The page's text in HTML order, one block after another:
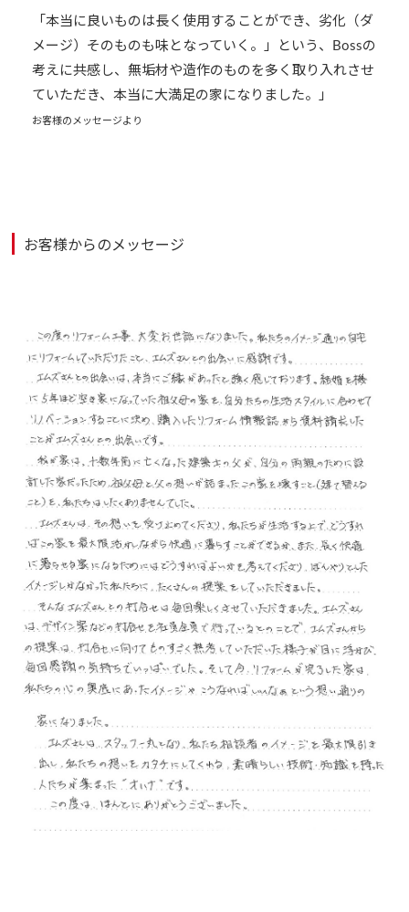
「本当に良いものは長く使用することができ、劣化（ダ
メージ）そのものも味となっていく。」という、Bossの
考えに共感し、無垢材や造作のものを多く取り入れさせ
ていただき、本当に大満足の家になりました。」
お客様のメッセージより
お客様からのメッセージ